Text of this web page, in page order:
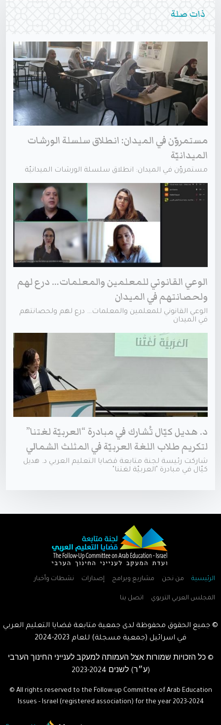
ذات صلة
مستمروّن في الميدان: انطلاق سلسلة الورشات
الميدانيّة
مستمروّن في الميدان: انطلاق سلسلة الورشات الميدانيّة
الوعي القانوني للمعلمين والمعلمات… درع لهم
ولحصانتهم في الميدان
الوعي القانوني للمعلمين والمعلمات… درع لهم ولحصانتهم
في الميدان
د. هديل كيّال تُشارك في مبادرة “العربيّة لغتنا”
لتكريم طلاب اللغة العربيّة في المثلث الشمالي
شاركت رئيسة لجنة متابعة قضايا التعليم العربي د. هديل
كيّال في مبادرة "العربيّة لغتنا"
الرئيسية من نحن مشاريع وبرامج إصدارات نشطات وأخبار
المجلس العربي التربوي اتصل بنا
© جميع الحقوق محفوظة لدى جمعية متابعة قضايا التعليم العربي
في اسرائيل (جمعية مسجلة) للعام
© כל הזכויות שמורות אצל העמותה למעקב לענייני החינוך הערבי
(ע״ר) לשנים
© All rights reserved to the Follow-up Committee of Arab Education
Issues - Israel (registered association) for the year2023-2024